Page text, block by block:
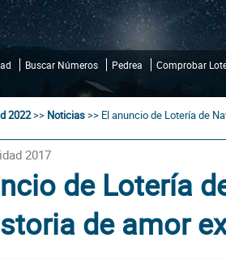
Buscar Números Pedrea Comprobar
2022>> Noticias>> El anuncio de Lotería de
2017
de Lotería
de amor